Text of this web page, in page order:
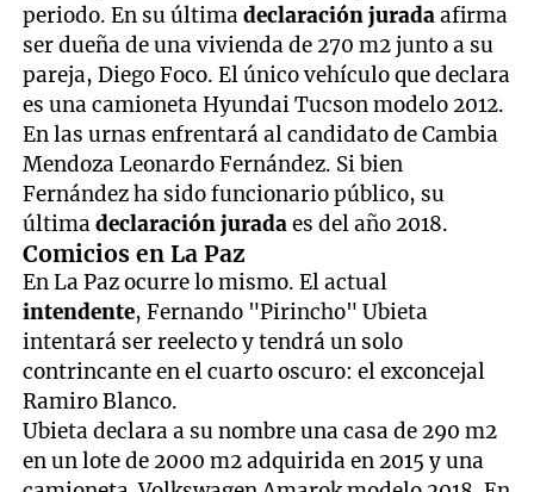
periodo. En su últimadeclaración juradaafirma
ser dueña de una vivienda de 270 m2 junto a su
pareja, Diego Foco. El único vehículo que declara
es una camioneta Hyundai Tucson modelo 2012.
En las urnas enfrentará al candidato de Cambia
Mendoza Leonardo Fernández. Si bien
Fernández ha sido funcionario público, su
últimadeclaración juradaes del año 2018.
Comicios en La Paz
En La Paz ocurre lo mismo. El actual
intendente, Fernando "Pirincho" Ubieta
intentará ser reelecto y tendrá un solo
contrincante en el cuarto oscuro: el exconcejal
Ramiro Blanco.
Ubieta declara a su nombre una casa de 290 m2
en un lote de 2000 m2 adquirida en 2015 y una